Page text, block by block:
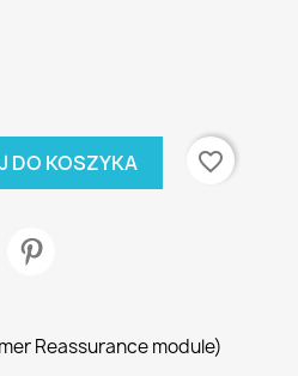
DO KOSZYKA favorite_border
Reassurance module)